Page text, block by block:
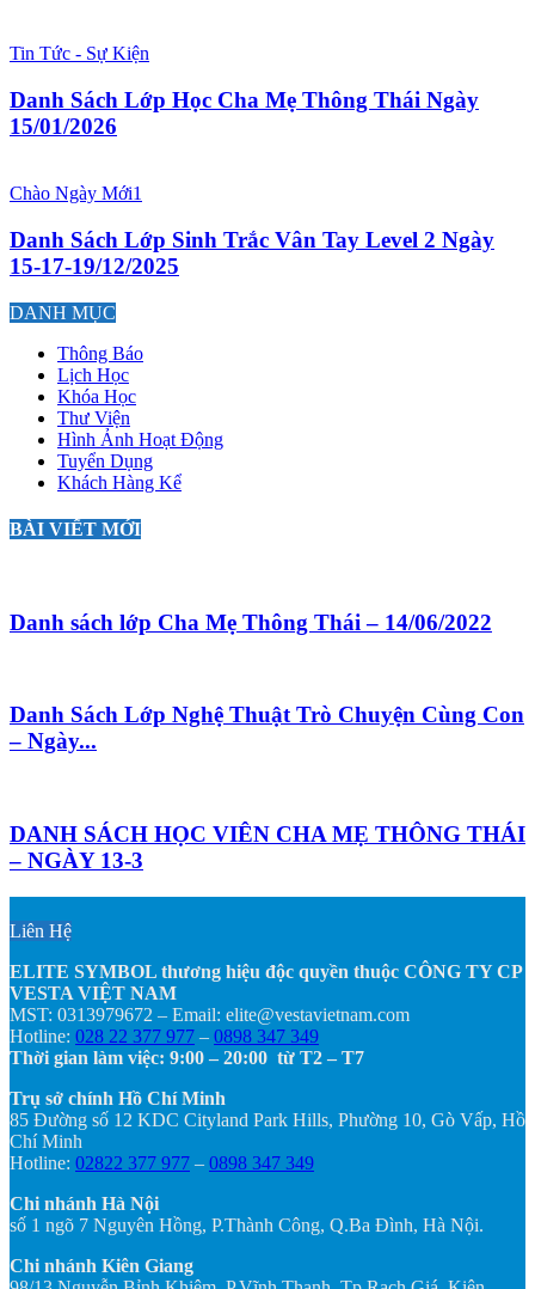
Tin Tức - Sự Kiện
Danh Sách Lớp Học Cha Mẹ Thông Thái Ngày
15/01/2026
Chào Ngày Mới1
Danh Sách Lớp Sinh Trắc Vân Tay Level 2 Ngày
15-17-19/12/2025
DANH MỤC
Thông Báo
Lịch Học
Khóa Học
Thư Viện
Hình Ảnh Hoạt Động
Tuyển Dụng
Khách Hàng Kể
BÀI VIẾT MỚI
Danh sách lớp Cha Mẹ Thông Thái – 14/06/2022
Danh Sách Lớp Nghệ Thuật Trò Chuyện Cùng Con
– Ngày...
DANH SÁCH HỌC VIÊN CHA MẸ THÔNG THÁI
– NGÀY 13-3
Liên Hệ
ELITE SYMBOL thương hiệu độc quyền thuộc CÔNG TY CP
VESTA VIỆT NAM
MST: 0313979672 – Email: elite@vestavietnam.com
Hotline: 028 22 377 977 – 0898 347 349
Thời gian làm việc: 9:00 – 20:00 từ T2 – T7
Trụ sở chính Hồ Chí Minh
85 Đường số 12 KDC Cityland Park Hills, Phường 10, Gò Vấp, Hồ
Chí Minh
Hotline: 02822 377 977 – 0898 347 349
Chi nhánh Hà Nội
số 1 ngõ 7 Nguyên Hồng, P.Thành Công, Q.Ba Đình, Hà Nội.
Chi nhánh Kiên Giang